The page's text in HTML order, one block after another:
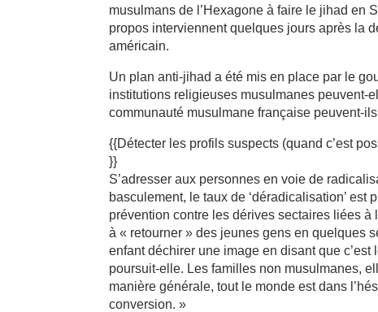
musulmans de l’Hexagone à faire le jihad en
propos interviennent quelques jours après la
américain.
Un plan anti-jihad a été mis en place par le
institutions religieuses musulmanes peuvent-
communauté musulmane française peuvent-
{{Détecter les profils suspects (quand c’est
}}
S’adresser aux personnes en voie de
basculement, le taux de ‘déradicalisation’
prévention contre les dérives sectaires liées à
à « retourner » des jeunes gens en quelques
enfant déchirer une image en disant que c’est
poursuit-elle. Les familles non musulmanes,
manière générale, tout le monde est dans
conversion. »